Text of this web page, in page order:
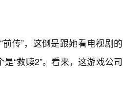
传”，这倒是跟她看电视剧的
“救赎2”。看来，这游戏公司